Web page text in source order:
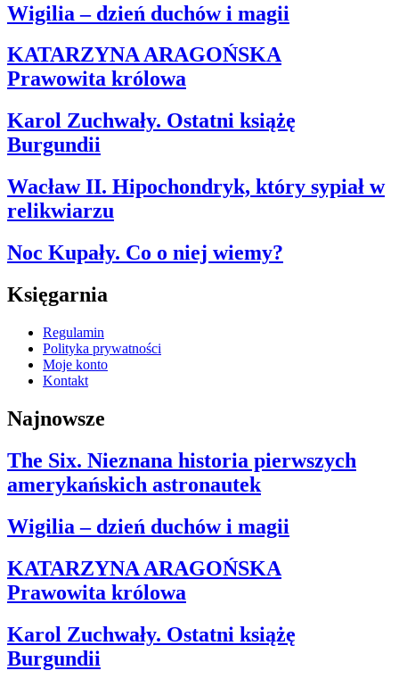
Wigilia – dzień duchów i magii
KATARZYNA ARAGOŃSKA
Prawowita królowa
Karol Zuchwały. Ostatni książę
Burgundii
Wacław II. Hipochondryk, który sypiał w
relikwiarzu
Noc Kupały. Co o niej wiemy?
Księgarnia
Regulamin
Polityka prywatności
Moje konto
Kontakt
Najnowsze
The Six. Nieznana historia pierwszych
amerykańskich astronautek
Wigilia – dzień duchów i magii
KATARZYNA ARAGOŃSKA
Prawowita królowa
Karol Zuchwały. Ostatni książę
Burgundii